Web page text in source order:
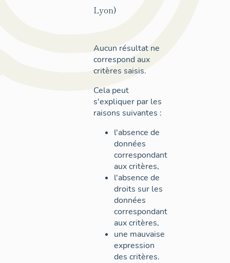
Lyon)
Aucun résultat ne
correspond aux
critères saisis.
Cela peut
s'expliquer par les
raisons suivantes :
l'absence de
données
correspondant
aux critères,
l'absence de
droits sur les
données
correspondant
aux critères,
une mauvaise
expression
des critères.